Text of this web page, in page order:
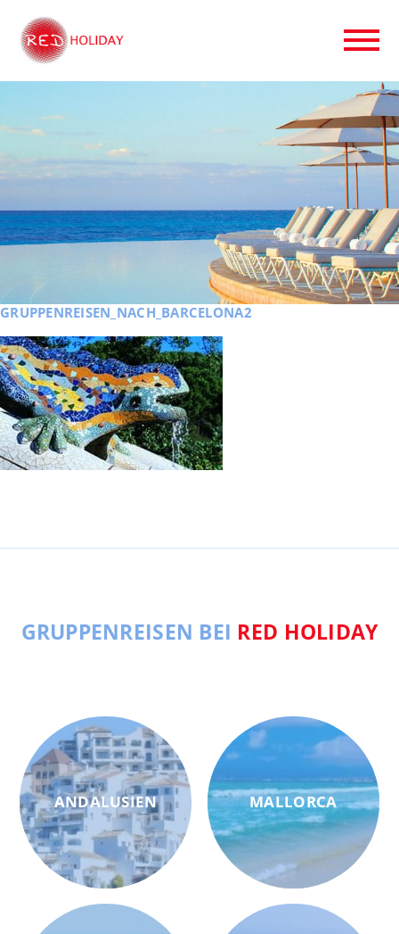
GRUPPENREISEN_NACH_BARCELONA2
GRUPPENREISEN BEI RED HOLIDAY
ANDALUSIEN MALLORCA